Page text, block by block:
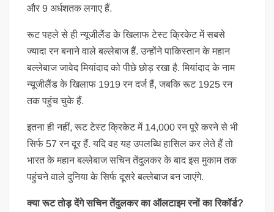
और 9 अर्धशतक लगाए हैं.
रूट पहले से ही न्यूजीलैंड के खिलाफ टेस्ट क्रिकेट में सबसे
ज्यादा रन बनाने वाले बल्लेबाज हैं. उन्होंने पाकिस्तान के महान
बल्लेबाज जावेद मियांदाद को पीछे छोड़ रखा है. मियांदाद के नाम
न्यूजीलैंड के खिलाफ 1919 रन दर्ज हैं, जबकि रूट 1925 रन
तक पहुंच चुके हैं.
इतना ही नहीं, रूट टेस्ट क्रिकेट में 14,000 रन पूरे करने से भी
सिर्फ 57 रन दूर हैं. यदि वह यह उपलब्धि हासिल कर लेते हैं तो
भारत के महान बल्लेबाज सचिन तेंदुलकर के बाद इस मुकाम तक
पहुंचने वाले दुनिया के सिर्फ दूसरे बल्लेबाज बन जाएंगे.
क्या रूट तोड़ देंगे सच‍िन तेंदुलकर का ऑलटाइम रनों का र‍िकॉर्ड?